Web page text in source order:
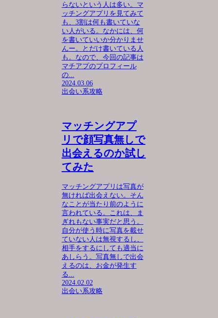
らないという人は多い。マ
ッチングアプリを見てみて
も、3割は何も書いていな
い人がいる。なかには、何
を書いていいか分かりませ
んー。とだけ書いている人
も。なので、今回の記事は
マチアプのプロフィール
の...
2024.03.06
出会い系攻略
マッチングアプ
リで顔写真無しで
出会えるのか試し
てみた
マッチングアプリは写真が
無ければ出会えない。そん
なことが当たり前のように
言われている。これは、ま
ぎれもない事実だと思う。
自分が使う時に写真を載せ
ていない人は無視するし、
相手をするにしても適当に
あしらう。写真無しで出会
えるのは、お金が発生す
る...
2024.02.02
出会い系攻略